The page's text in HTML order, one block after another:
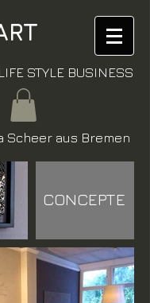
STYLE BUSINESS
Scheer aus Bremen
CONCEPTE